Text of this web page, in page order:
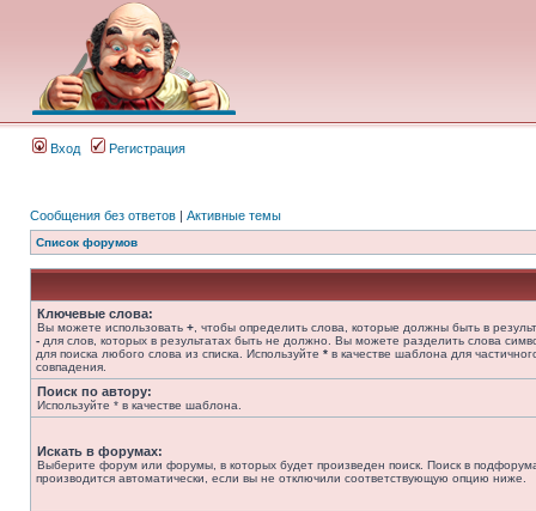
Вход Регистрация
Сообщения без ответов | Активные темы
Список форумов
Ключевые слова:
Вы можете использовать + , чтобы определить слова, которые должны быть в
- для слов, которых в результатах быть не должно. Вы можете разделить слова
для поиска любого слова из списка. Используйте * в качестве шаблона для
совпадения.
Поиск по автору:
Используйте * в качестве шаблона.
Искать в форумах:
Выберите форум или форумы, в которых будет произведен поиск. Поиск в
производится автоматически, если вы не отключили соответствующую опцию ниже.